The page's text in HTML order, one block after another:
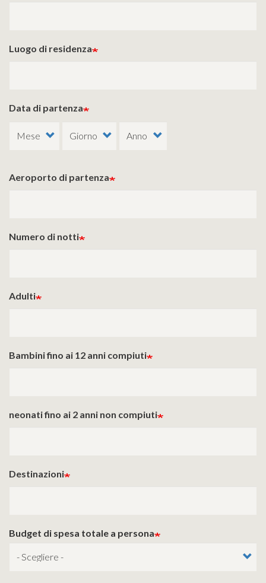
Luogo di residenza
Data di partenza
Aeroporto di partenza
Numero di notti
Adulti
Bambini fino ai 12 anni compiuti
neonati fino ai 2 anni non compiuti
Destinazioni
Budget di spesa totale a persona